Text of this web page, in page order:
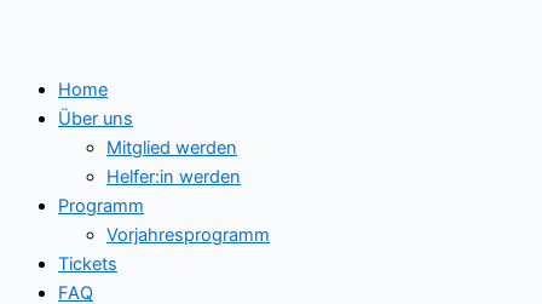
Home
Über uns
Mitglied werden
Helfer:in werden
Programm
Vorjahresprogramm
Tickets
FAQ